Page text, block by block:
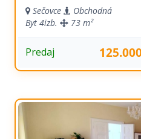
Sečovce
Obchodná
Byt 4izb. 73 m²
Predaj